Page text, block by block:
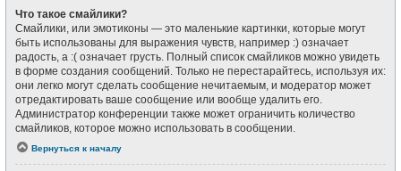
Что такое смайлики?
Смайлики, или эмотиконы — это маленькие картинки, которые могут
быть использованы для выражения чувств, например :) означает
радость, а :( означает грусть. Полный список смайликов можно увидеть
в форме создания сообщений. Только не перестарайтесь, используя их:
они легко могут сделать сообщение нечитаемым, и модератор может
отредактировать ваше сообщение или вообще удалить его.
Администратор конференции также может ограничить количество
смайликов, которое можно использовать в сообщении.
Вернуться к началу